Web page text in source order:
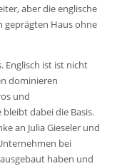
aber die englische
geprägten Haus ohne
Englisch ist ist nicht
dominieren
und
bleibt dabei die Basis.
an Julia Gieseler und
bei
haben und